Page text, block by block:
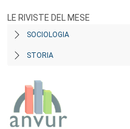
LE RIVISTE DEL MESE
SOCIOLOGIA
STORIA